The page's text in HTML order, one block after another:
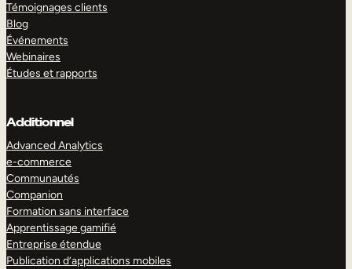
Témoignages clients
Blog
Événements
Webinaires
Études et rapports
Additionnel
Advanced Analytics
e-commerce
Communautés
Companion
Formation sans interface
Apprentissage gamifié
Entreprise étendue
Publication d’applications mobiles